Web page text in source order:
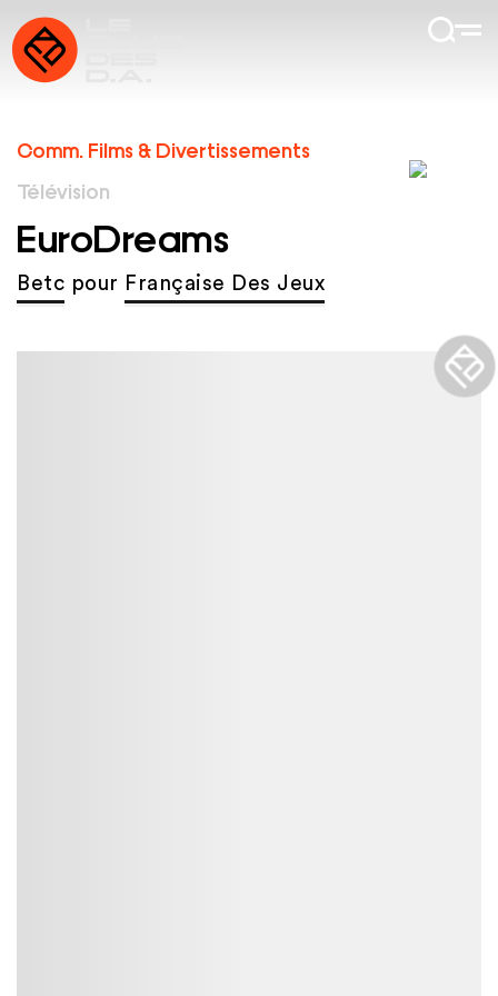
Comm. Films & Divertissements
Télévision
EuroDreams
Betc pour Française Des Jeux